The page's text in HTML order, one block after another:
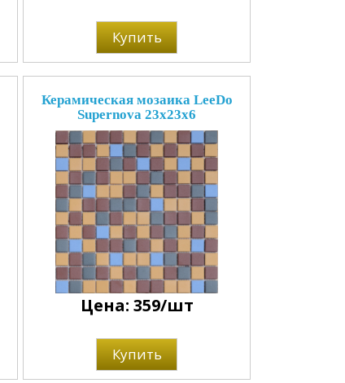
Купить
Керамическая мозаика LeeDo
Supernova 23x23x6
Цена: 359/шт
Купить